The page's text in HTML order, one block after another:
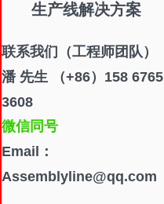
生产线解决方案
联系我们
（工程师团队）
潘 先生 （+86）158 6765
3608
微信同号
Email：
Assemblyline@qq.com